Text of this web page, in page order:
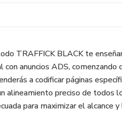
TRAFFICK BLACK te
anuncios ADS, comenzando
a codificar páginas
alineamiento preciso de todos
para maximizar el alcance